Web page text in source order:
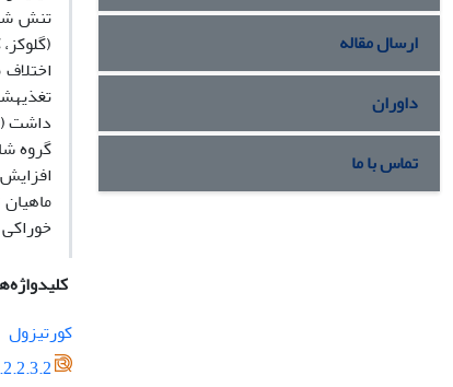
تنش شوری، طی
اختلاف
داشت (05/0>
گروه شاهد
افزایش
کورتیزول
ارسال مقاله
داوران
تماس با ما